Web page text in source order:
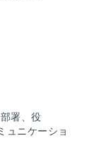
署、役
ュニケーショ